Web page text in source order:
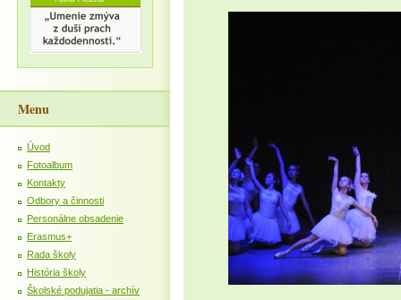
Menu
Úvod
Fotoalbum
Kontakty
Odbory a činnosti
Personálne obsadenie
Erasmus+
Rada školy
História školy
Školské podujatia - archív